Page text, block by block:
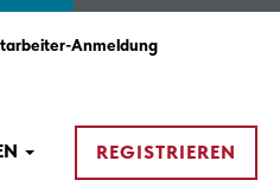
Anmeldung
REGISTRIEREN